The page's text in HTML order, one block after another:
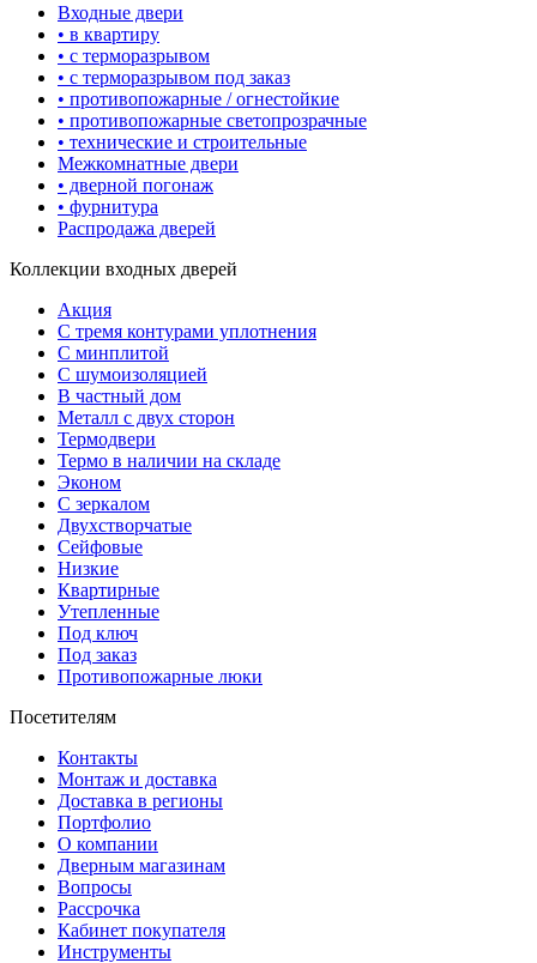
Входные двери
• в квартиру
• с терморазрывом
• с терморазрывом под заказ
• противопожарные / огнестойкие
• противопожарные светопрозрачные
• технические и строительные
Межкомнатные двери
• дверной погонаж
• фурнитура
Распродажа дверей
Коллекции входных дверей
Акция
С тремя контурами уплотнения
С минплитой
С шумоизоляцией
В частный дом
Металл с двух сторон
Термодвери
Термо в наличии на складе
Эконом
С зеркалом
Двухстворчатые
Сейфовые
Низкие
Квартирные
Утепленные
Под ключ
Под заказ
Противопожарные люки
Посетителям
Контакты
Монтаж и доставка
Доставка в регионы
Портфолио
О компании
Дверным магазинам
Вопросы
Рассрочка
Кабинет покупателя
Инструменты